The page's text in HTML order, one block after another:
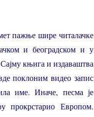
пажње шире читалачке
и београдском и у
књига и издаваштва
поклоним видео запис
име. Иначе, песма је
прокрстарио Европом.